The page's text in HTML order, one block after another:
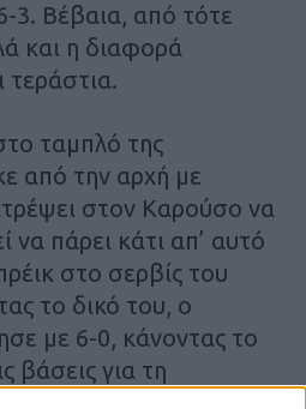
3. Βέβαια, από τότε
και η διαφορά
τεράστια.
ταμπλό της
από την αρχή με
στον Καρούσο να
να πάρει κάτι απ’ αυτό
στο σερβίς του
το δικό του, ο
με 6-0, κάνοντας το
βάσεις για τη